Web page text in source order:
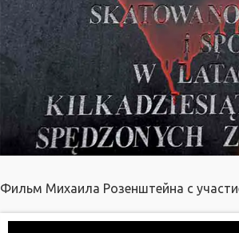
Фильм Михаила Розенштейна с